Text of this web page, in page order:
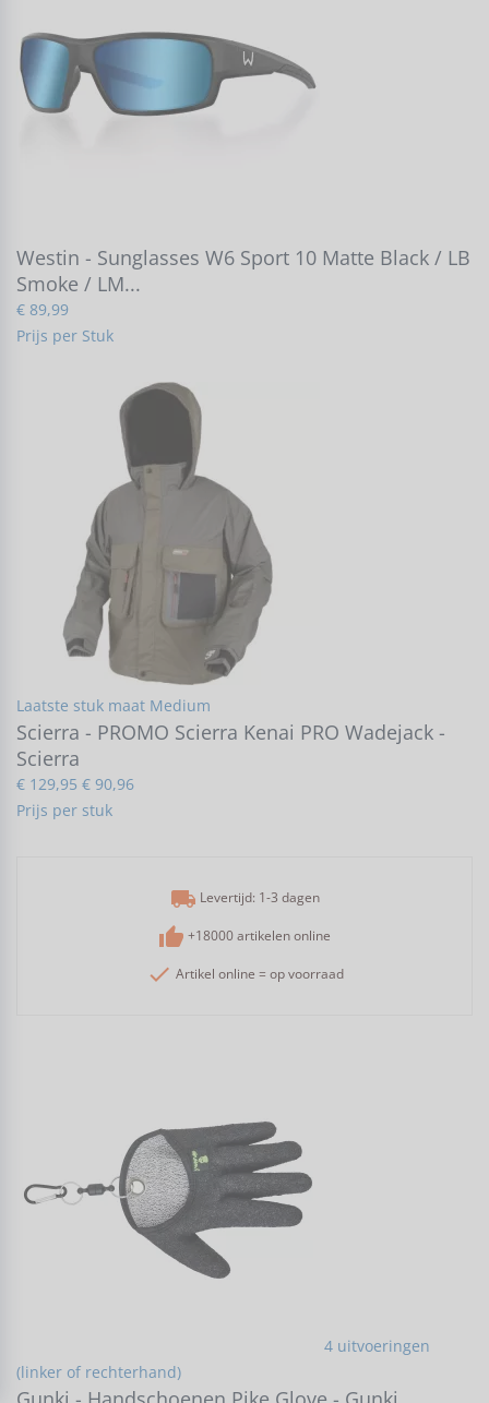
Westin - Sunglasses W6 Sport 10 Matte Black / LB
Smoke / LM...
€ 89,99
Prijs per Stuk
Laatste stuk maat Medium
Scierra - PROMO Scierra Kenai PRO Wadejack -
Scierra
€ 129,95 € 90,96
Prijs per stuk
local_shipping Levertijd: 1-3 dagen
thumb_up +18000 artikelen online
check Artikel online = op voorraad
4 uitvoeringen
(linker of rechterhand)